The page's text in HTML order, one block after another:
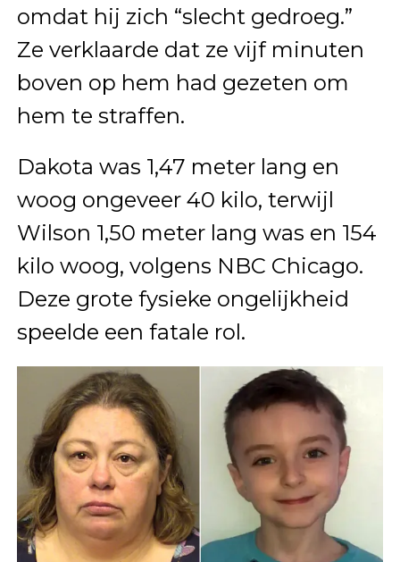
omdat hij zich “slecht gedroeg.”
Ze verklaarde dat ze vijf minuten
boven op hem had gezeten om
hem te straffen.
Dakota was 1,47 meter lang en
woog ongeveer 40 kilo, terwijl
Wilson 1,50 meter lang was en 154
kilo woog, volgens NBC Chicago.
Deze grote fysieke ongelijkheid
speelde een fatale rol.